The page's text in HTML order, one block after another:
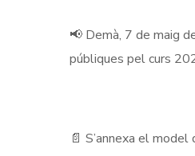
📢 Demà, 7 de maig
públiques pel curs
📄 S’annexa el